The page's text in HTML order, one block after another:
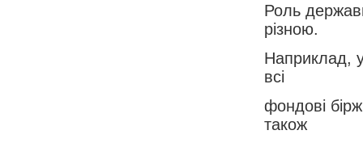
Роль
різною.
Наприклад,
всі
фондові
також